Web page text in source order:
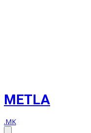
METLA
.MK